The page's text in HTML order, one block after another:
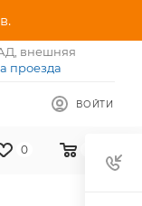
внешняя
проезда
ВОЙТИ
0